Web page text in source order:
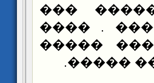
������
�����
�����
�����